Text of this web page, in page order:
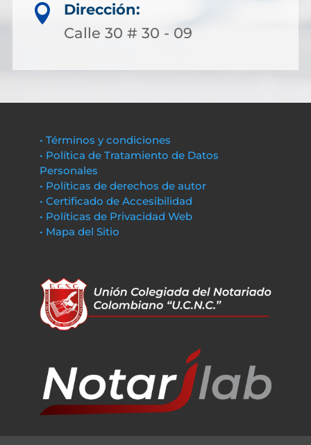

Dirección:
Calle 30 # 30 - 09
• Términos y condiciones
• Política de Tratamiento de Datos
Personales
• Políticas de derechos de autor
• Certificado de Accesibilidad
• Políticas de Privacidad Web
• Mapa del Sitio